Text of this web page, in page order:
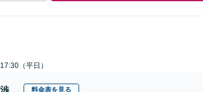
（平日）
料金表を見る